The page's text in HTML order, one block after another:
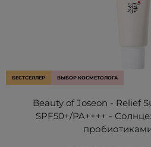
БЕСТСЕЛЛЕР ВЫБОР КОСМЕТОЛОГА
Beauty of Joseon - Relief
SPF50+/PA++++ -